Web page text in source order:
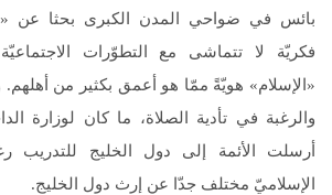
بائس في ضواحي المدن الكبرى بحثا عن
فكريّة لا تتماشى مع التطوّرات الاجتماعيّة
«الإسلام» هويّةً ممّا هو أعمق بكثير من أهلهم.
والرغبة في تأدية الصلاة، ما كان لوزارة
أرسلت الأئمة إلى دول الخليج
الإسلاميّ مختلف جدّا عن إرث دول الخليج.